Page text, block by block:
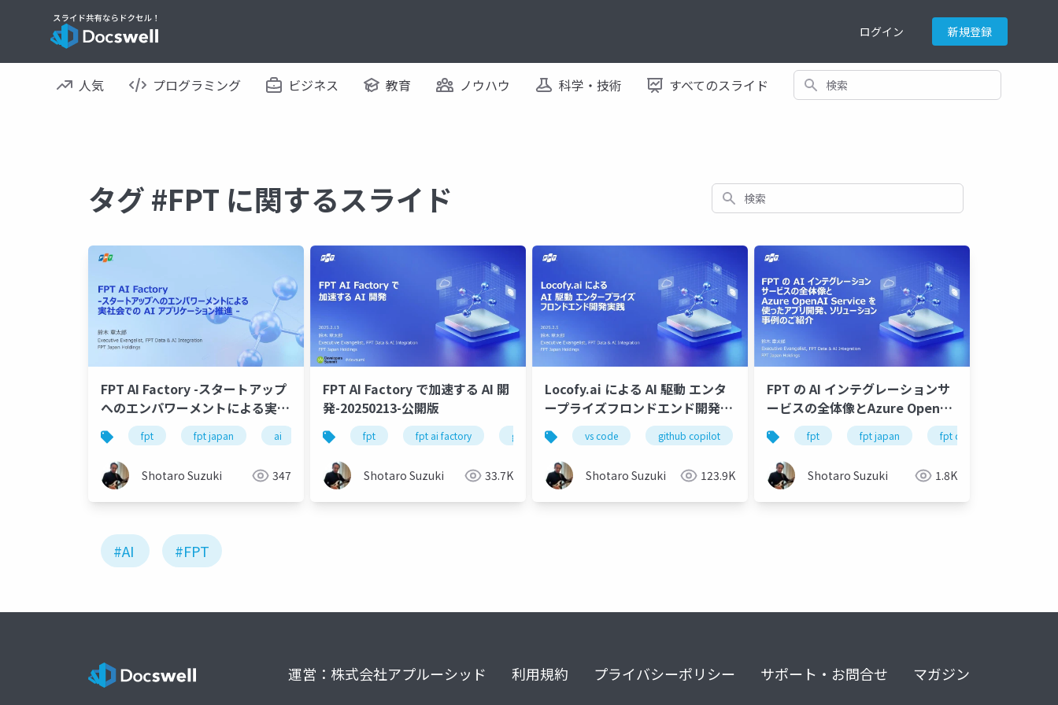
ログイン 新規登録
人気 プログラミング ビジネス 教育 ノウハウ 科学・技術 すべてのスライド 検索
タグ #FPT に関するスライド 検索
FPT AI Factory -スタートアップ
へのエンパワーメントによる実社
会での AI アプリケーション推進 -
fpt fpt japan ai genai nvidia startup fpt ai factory gemma nemotron gemini vetex ai .net 8
Shotaro Suzuki 347
FPT AI Factory で加速する AI 開
発-20250213-公開版
fpt fpt ai factory generative ai azure google cloud aws kubernetes gpu metal cloud
Shotaro Suzuki 33.7K
Locofy.ai による AI 駆動 エンタ
ープライズフロンドエンド開発実
践-s
vs code github copilot gemini locofy.ai figma
Shotaro Suzuki 123.9K
FPT の AI インテグレーションサ
ービスの全体像とAzure OpenAI
Service を使ったアプリ開発、ソ
リューション事例のご紹介-公開
版
fpt fpt japan fpt data & ai integration
Shotaro Suzuki 1.8K
#AI #FPT
運営：株式会社アプルーシッド 利用規約 プライバシーポリシー サポート・お問合せ マガジン